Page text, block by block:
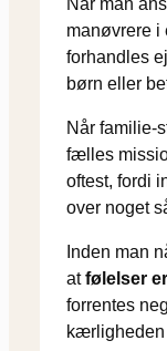
manøvrere i
forhandles
børn eller
Når familie-
fælles
oftest, fordi
over noget
Inden man
atfølelser
forrentes
kærligheden